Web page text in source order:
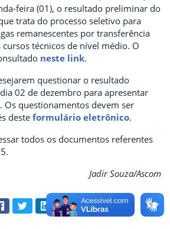
feira (01), o resultado preliminar do
trata do processo seletivo para
remanescentes por transferência
técnicos de nível médio. O
neste link.
questionar o resultado
02 de dezembro para apresentar
Os questionamentos devem ser
deste formulário eletrônico.
todos os documentos referentes
Jadir Souza/Ascom
conteúdo:
FacebookTwitterLinkedInPinterestWhatsApp